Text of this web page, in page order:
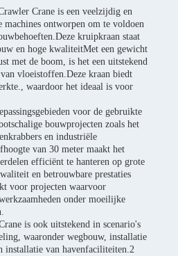
Crane is een veelzijdig en
machines ontworpen om te voldoen
kruipkraan staat
en hoge kwaliteitMet een gewicht
met de boom, is het een uitstekend
vloeistoffen.Deze kraan biedt
waardoor het ideaal is voor
voor de gebruikte
bouwprojecten zoals het
en industriële
van 30 meter maakt het
efficiënt te hanteren op grote
en betrouwbare prestaties
voor projecten waarvoor
onder moeilijke
is ook uitstekend in scenario's
waaronder wegbouw, installatie
installatie van havenfaciliteiten.2